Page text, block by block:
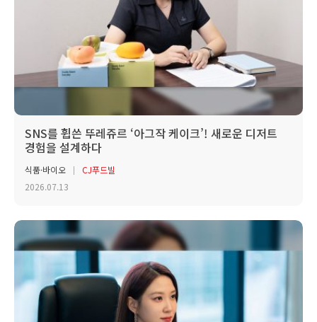
SNS를 휩쓴 뚜레쥬르 ‘아그작 케이크’! 새로운 디저트
경험을 설계하다
식품·바이오
CJ푸드빌
2026.07.13